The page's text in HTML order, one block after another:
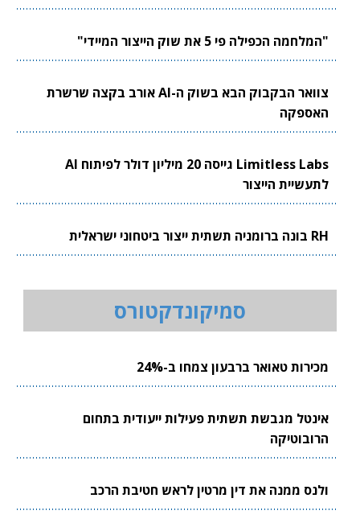
"המלחמה הכפילה פי 5 את שוק הייצור המיידי"
צוואר הבקבוק הבא בשוק ה-AI אורב בקצה שרשרת
האספקה
Limitless Labs גייסה 20 מיליון דולר לפיתוח AI
לתעשיית הייצור
RH בונה ברומניה תשתית ייצור ביטחוני ישראלית
סמיקונדקטורס
מכירות טאואר ברבעון צמחו ב-24%
אינטל מגבשת תשתית פעילות ייעודית בתחום
הרובוטיקה
ולנס ממנה את דין מרטין לראש חטיבת הרכב